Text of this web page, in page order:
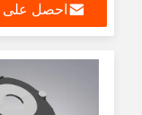
احصل